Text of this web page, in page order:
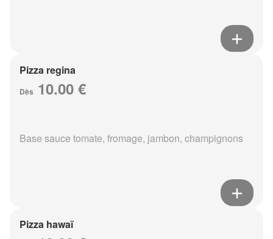
Pizza regina
Dès 10.00 €
Base sauce tomate, fromage, jambon, champignons
Pizza hawaï